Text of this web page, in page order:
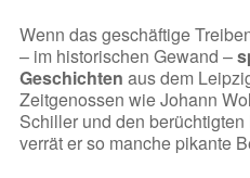
Wenn das geschäftige
– im historischen Gewand –
Geschichten aus dem
Zeitgenossen wie Johann
Schiller und den
verrät er so manche pikante